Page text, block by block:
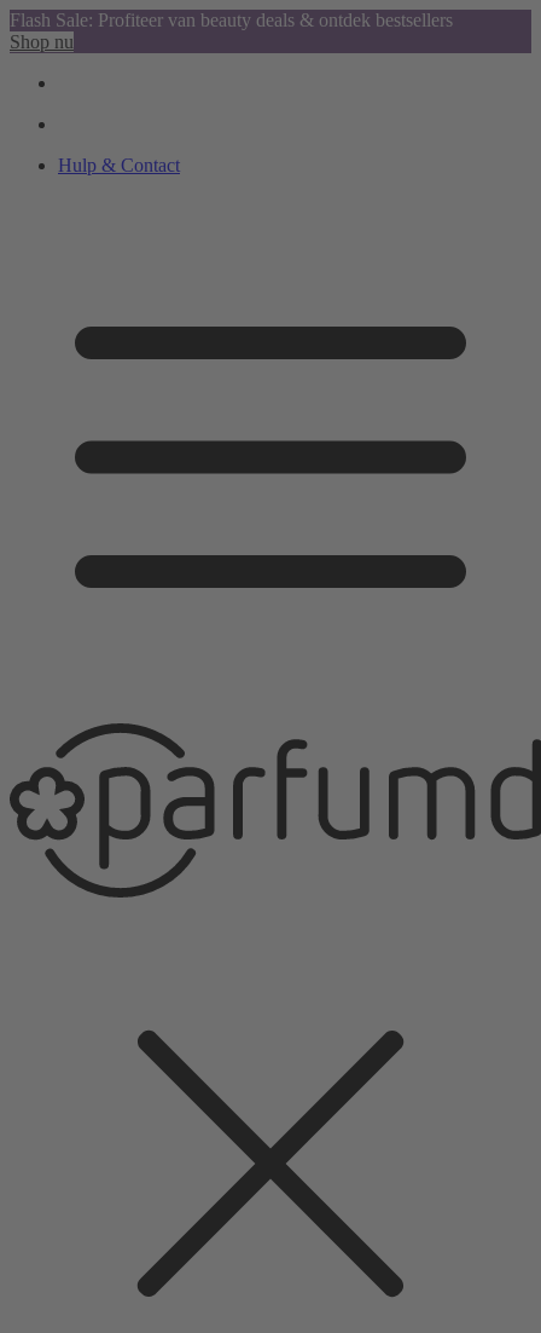
Flash Sale: Profiteer van beauty deals & ontdek bestsellers
Shop nu
Hulp & Contact